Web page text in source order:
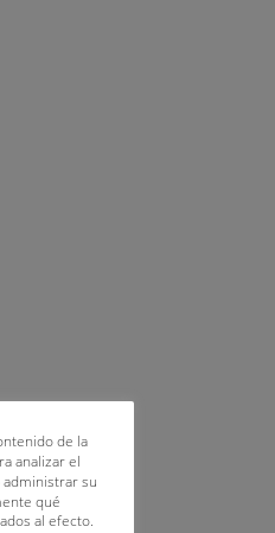
de la
analizar el
su
qué
al efecto.